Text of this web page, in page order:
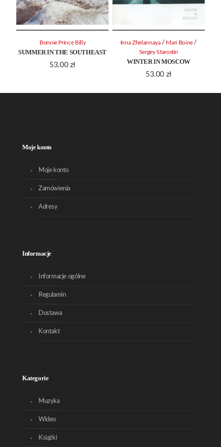
SUMMER IN THE SOUTHEAST
53.00 zł
Bonnie Prince Billy
WINTER IN MOSCOW
53.00 zł
Inna Zhelannaya / Mari Boine /
Sergey Starostin
Moje konto
Moje konto
Zamówienia
Adresy
Informacje
Informacje ogólne
Regulamin
Dostawa
Kontakt
Kategorie
Muzyka
Wideo
Książki